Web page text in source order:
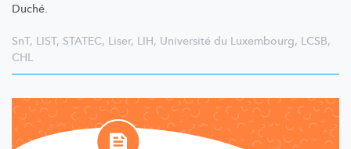
Duché.
SnT, LIST, STATEC, Liser, LIH, Université du Luxembourg, LCSB,
CHL